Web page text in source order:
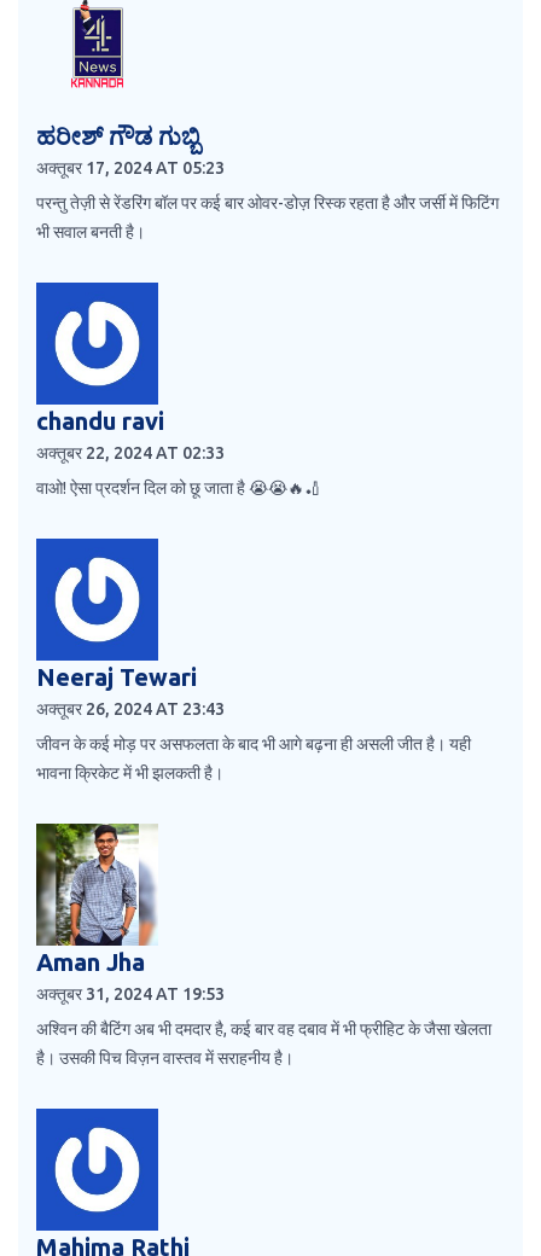
ಹರೀಶ್ ಗೌಡ ಗುಬ್ಬಿ
अक्तूबर 17, 2024 AT 05:23
परन्तु तेज़ी से रेंडरिंग बॉल पर कई बार ओवर-डोज़ रिस्क रहता है और जर्सी में फिटिंग
भी सवाल बनती है।
chandu ravi
अक्तूबर 22, 2024 AT 02:33
वाओ! ऐसा प्रदर्शन दिल को छू जाता है 😭😭🔥🏏
Neeraj Tewari
अक्तूबर 26, 2024 AT 23:43
जीवन के कई मोड़ पर असफलता के बाद भी आगे बढ़ना ही असली जीत है। यही
भावना क्रिकेट में भी झलकती है।
Aman Jha
अक्तूबर 31, 2024 AT 19:53
अश्विन की बैटिंग अब भी दमदार है, कई बार वह दबाव में भी फ्रीहिट के जैसा खेलता
है। उसकी पिच विज़न वास्तव में सराहनीय है।
Mahima Rathi